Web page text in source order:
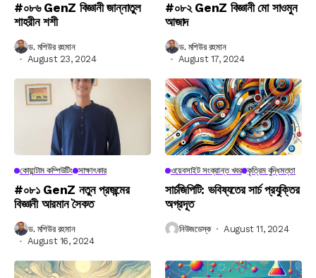
#০৮৬ GenZ বিজ্ঞানী জান্নাতুল
শাহরীন শশী
ড. মশিউর রহমান
August 23, 2024
#০৮২ GenZ বিজ্ঞানী মো সাওমুন
আজাদ
ড. মশিউর রহমান
August 17, 2024
কোয়ান্টাম কম্পিউটিং সাক্ষাৎকার
#০৮১ GenZ নতুন প্রজন্মের
বিজ্ঞানী আরমান সৈকত
ড. মশিউর রহমান
August 16, 2024
ওয়েবসাইট সংক্রান্ত খবর কৃত্রিম বুদ্ধিমত্তা
সার্চজিপিটি: ভবিষ্যতের সার্চ প্রযুক্তির
অগ্রদূত
নিউজডেস্ক August 11, 2024